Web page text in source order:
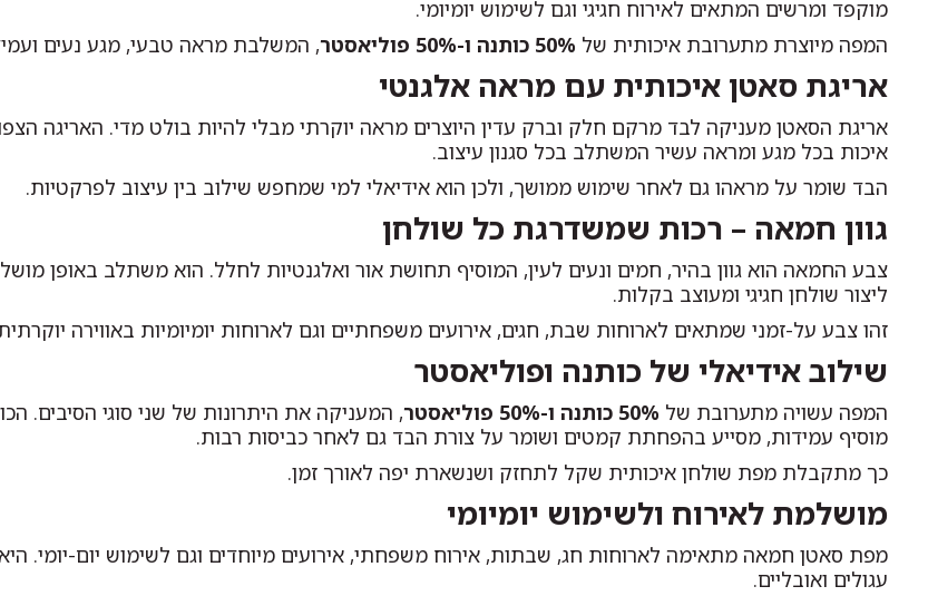
מוקפד ומרשים המתאים לאירוח חגיגי וגם לשימוש יומיומי.
המפה מיוצרת מתערובת איכותית של 50% כותנה ו-50% פוליאסטר , המשלבת מראה טבעי, מגע נעים
אריגת סאטן איכותית עם מראה אלגנטי
אריגת הסאטן מעניקה לבד מרקם חלק וברק עדין היוצרים מראה יוקרתי מבלי להיות בולט מדי.
איכות בכל מגע ומראה עשיר המשתלב בכל סגנון עיצוב.
הבד שומר על מראהו גם לאחר שימוש ממושך, ולכן הוא אידיאלי למי שמחפש שילוב בין עיצוב לפרקטיות.
גוון חמאה – רכות שמשדרגת כל שולחן
צבע החמאה הוא גוון בהיר, חמים ונעים לעין, המוסיף תחושת אור ואלגנטיות לחלל. הוא משתלב באופן
ליצור שולחן חגיגי ומעוצב בקלות.
זהו צבע על-זמני שמתאים לארוחות שבת, חגים, אירועים משפחתיים וגם לארוחות יומיומיות באווירה
שילוב אידיאלי של כותנה ופוליאסטר
המפה עשויה מתערובת של 50% כותנה ו-50% פוליאסטר
, המעניקה את היתרונות של שני סוגי הסיבים.
מוסיף עמידות, מסייע בהפחתת קמטים ושומר על צורת הבד גם לאחר כביסות רבות.
כך מתקבלת מפת שולחן איכותית שקל לתחזק ושנשארת יפה לאורך זמן.
מושלמת לאירוח ולשימוש יומיומי
מפת סאטן חמאה מתאימה לארוחות חג, שבתות, אירוח משפחתי, אירועים מיוחדים וגם לשימוש יום-יומי.
עגולים ואובליים.